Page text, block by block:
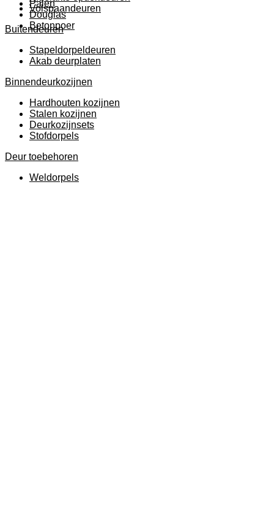
Palen
Douglas
Betonpoer
Volspaandeuren
Buitendeuren
Stapeldorpeldeuren
Akab deurplaten
Binnendeurkozijnen
Hardhouten kozijnen
Stalen kozijnen
Deurkozijnsets
Stofdorpels
Deur toebehoren
Weldorpels